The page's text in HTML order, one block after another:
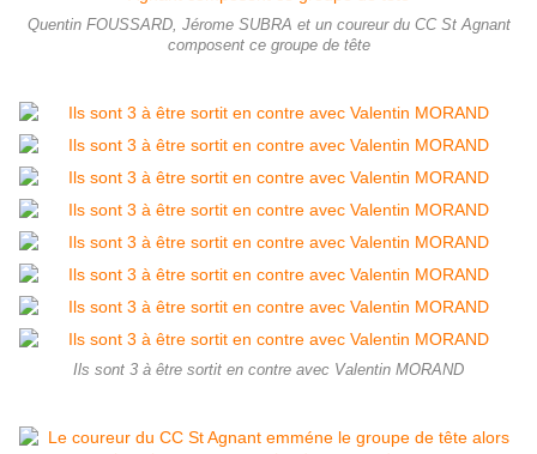
Quentin FOUSSARD, Jérome SUBRA et un coureur du CC St Agnant
composent ce groupe de tête
Ils sont 3 à être sortit en contre avec Valentin MORAND